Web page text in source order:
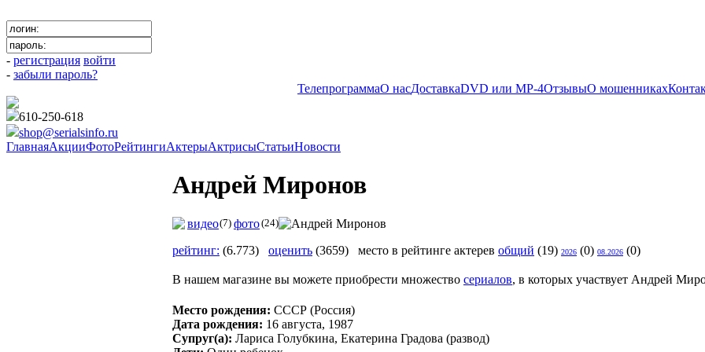
- регистрация войти
- забыли пароль?
ТелепрограммаО насДоставкаDVD или MP-4ОтзывыО мошенниках
610-250-618
shop@serialsinfo.ru
ГлавнаяАкцииФотоРейтингиАктерыАктрисыСтатьиНовости
Андрей Миронов
видео(7) фото(24)
рейтинг: (6.773) оценить (3659) место в рейтинге актерев общий (19) 2026 (0) 08.2026 (0)
В нашем магазине вы можете приобрести множество сериалов, в которых участвует Андрей
Место рождения: СССР (Россия)
Дата рождения: 16 августа, 1987
Супруг(а): Лариса Голубкина, Екатерина Градова (развод)